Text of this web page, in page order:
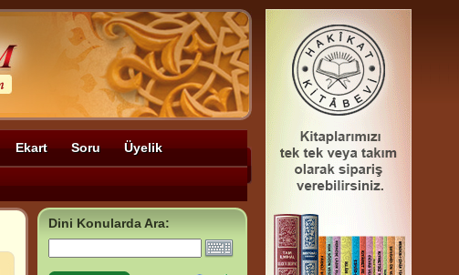
Ekart Soru Üyelik
Dini Konularda Ara: